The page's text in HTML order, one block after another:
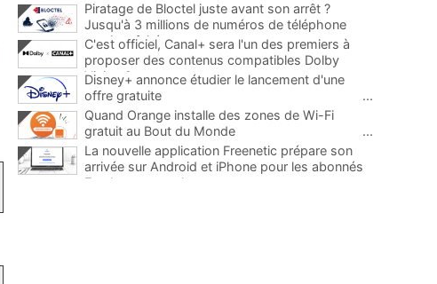
Piratage de Bloctel juste avant son arrêt ?
Jusqu'à 3 millions de numéros de téléphone
auraient fuité
C'est officiel, Canal+ sera l'un des premiers à
proposer des contenus compatibles Dolby
Vision 2
Disney+ annonce étudier le lancement d'une
offre gratuite
...
Quand Orange installe des zones de Wi-Fi
gratuit au Bout du Monde
...
La nouvelle application Freenetic prépare son
arrivée sur Android et iPhone pour les abonnés
Freebox, testez la